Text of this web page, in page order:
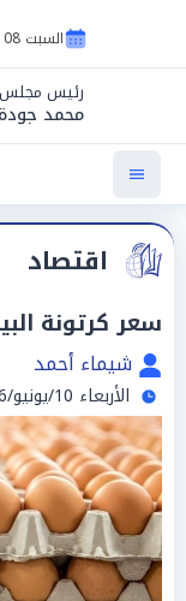
السبت 08 أغسطس 2026
رئيس مجلس
محمد
اقتصاد
سعر كرتونة البيض
شيماء أحمد
الأربعاء 10/يونيو/2026 - 10:00 ص